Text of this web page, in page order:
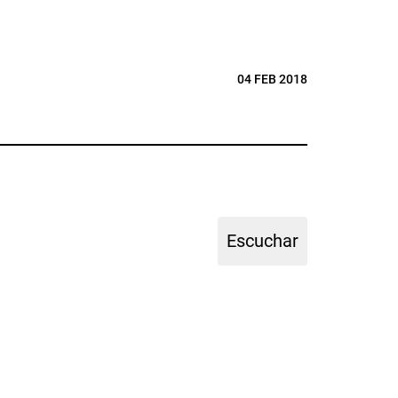
04 FEB 2018